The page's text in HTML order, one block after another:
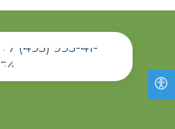
+7 (495) 995-41-
54